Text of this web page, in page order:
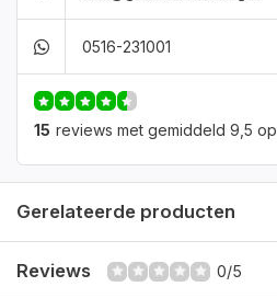
0516-231001
15 reviews met gemiddeld 9,5 op
Gerelateerde producten
Reviews 0/5